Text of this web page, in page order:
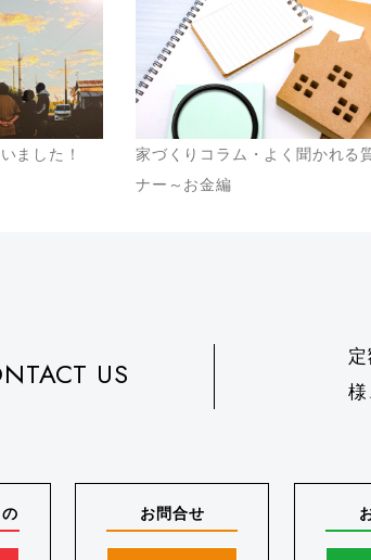
ました！
家づくりコラム・よく聞かれる
ナー～お金編
US
お問合せ